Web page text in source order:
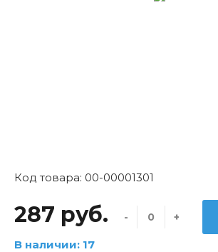
Код товара: 00-00001301
287 руб.
В наличии: 17
- +